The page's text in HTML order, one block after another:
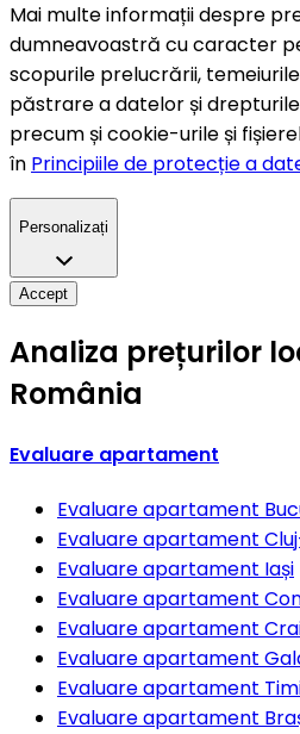
Mai multe informații despre
dumneavoastră cu caracter
scopurile prelucrării,
păstrare a datelor și
precum și cookie-urile și
în Principiile de protecție a
Personalizați
Accept
Analiza prețurilor
România
Evaluare apartament
Evaluare apartament
Evaluare apartament
Evaluare apartament Iași
Evaluare apartament
Evaluare apartament
Evaluare apartament
Evaluare apartament
Evaluare apartament